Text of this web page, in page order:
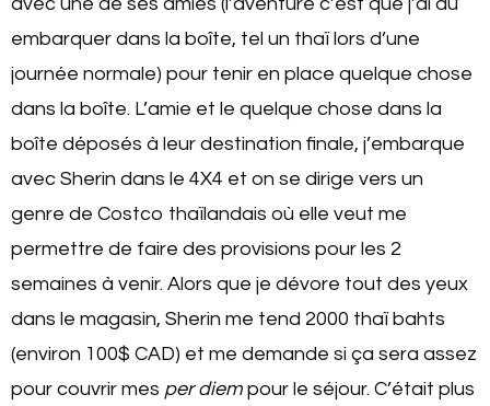
embarquer dans la boîte, tel un thaï lors d’une
journée normale) pour tenir en place quelque chose
dans la boîte. L’amie et le quelque chose dans la
boîte déposés à leur destination finale, j’embarque
avec Sherin dans le 4X4 et on se dirige vers un
genre de Costco thaïlandais où elle veut me
permettre de faire des provisions pour les 2
semaines à venir. Alors que je dévore tout des yeux
dans le magasin, Sherin me tend 2000 thaï bahts
(environ 100$ CAD) et me demande si ça sera assez
pour couvrir mes per diem pour le séjour. C’était plus